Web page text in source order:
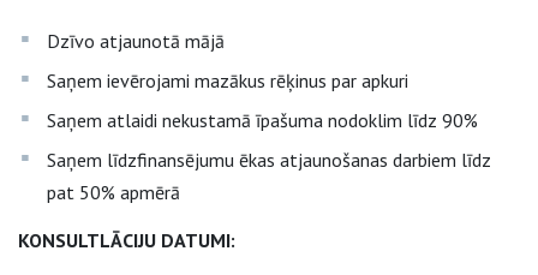
Dzīvo atjaunotā mājā
Saņem ievērojami mazākus rēķinus par apkuri
Saņem atlaidi nekustamā īpašuma nodoklim līdz 90%
Saņem līdzfinansējumu ēkas atjaunošanas darbiem līdz
pat 50% apmērā
KONSULTLĀCIJU DATUMI: